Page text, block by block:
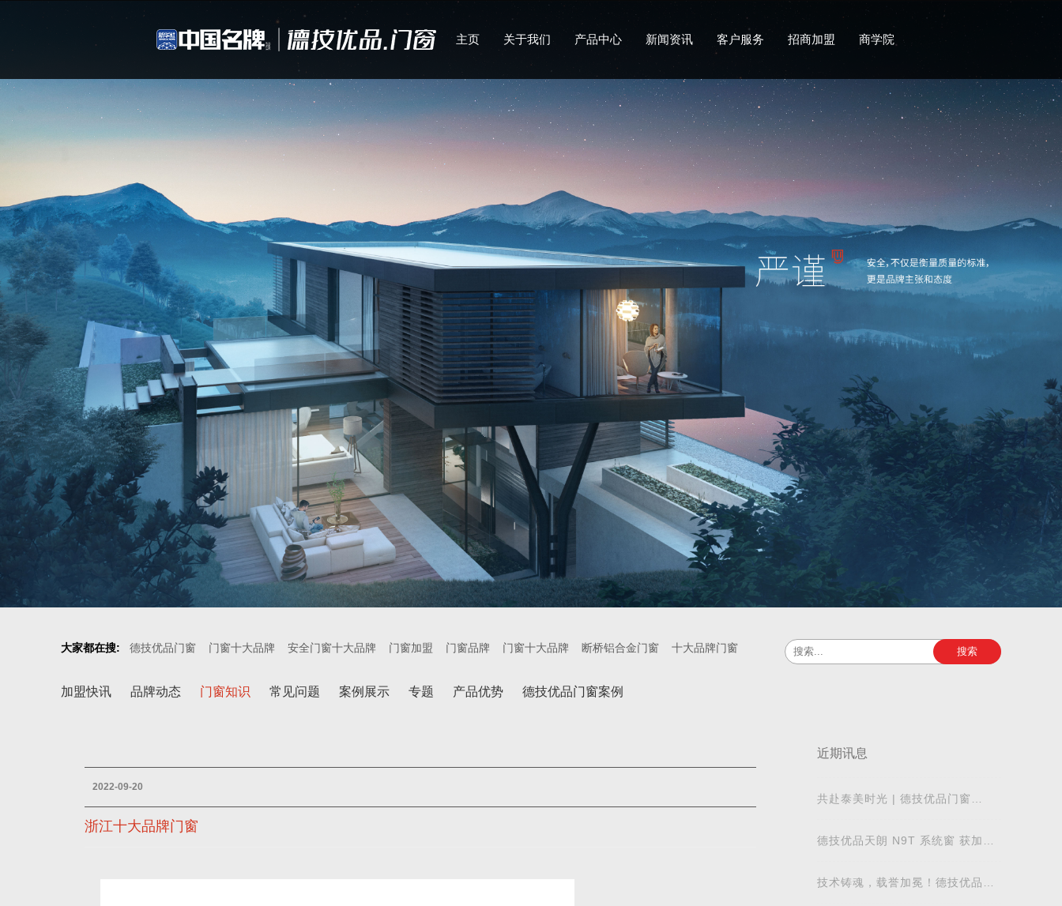
主页 关于我们 产品中心 新闻资讯 客户服务 招商加盟 商学院
大家都在搜: 德技优品门窗 门窗十大品牌 安全门窗十大品牌 门窗加盟 门窗品牌 门窗十大品牌 断桥铝合金门窗 十大品牌门窗 搜索
加盟快讯 品牌动态 门窗知识 常见问题 案例展示 专题 产品优势 德技优品门窗案例
2022-09-20
浙江十大品牌门窗
近期讯息
共赴泰美时光 | 德技优品门窗
德技优品天朗 N9T 系统窗 获加拿
技术铸魂，载誉加冕！德技优品门